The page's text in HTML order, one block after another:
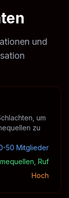
und
um
zu
50 Mitglieder
Ruf
Hoch